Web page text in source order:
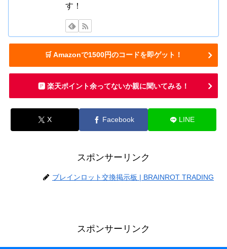
す！
🛒 Amazonで1500円のコードを即ゲット！
🅿️ 楽天ポイント余ってないか親に聞いてみる！
X Facebook LINE
スポンサーリンク
ブレインロット交換掲示板 | BRAINROT TRADING
スポンサーリンク